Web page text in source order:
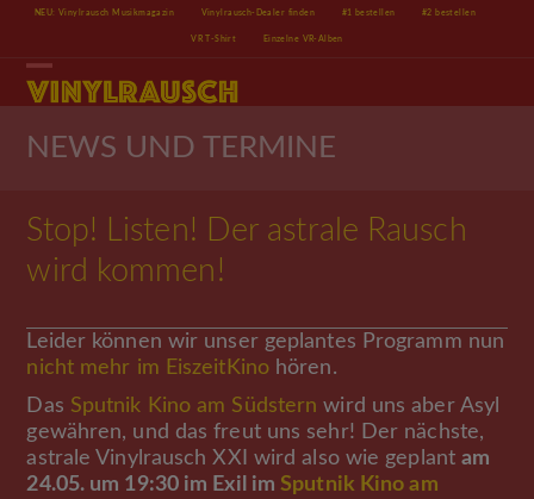
Skip
content
NEU: Vinylrausch Musikmagazin Vinylrausch-Dealer finden #1 bestellen #2 bestellen
VR T-Shirt Einzelne VR-Alben
Open
mobile
menu
Close
mobile
menu
NEWS UND TERMINE
Stop! Listen! Der astrale Rausch
wird kommen!
Leider können wir unser geplantes Programm nun
nicht mehr im EiszeitKinohören.
Das Sputnik Kino am Südstern wird uns aber Asyl
gewähren, und das freut uns sehr! Der nächste,
astrale Vinylrausch XXI wird also wie geplantam
24.05. um 19:30 im Exil imSputnik Kino am